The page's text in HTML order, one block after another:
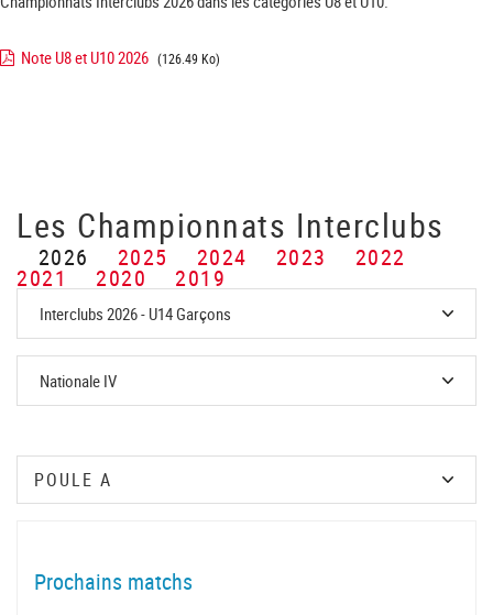
Note U8 et U10 2026 (126.49 Ko)
Les Championnats Interclubs
2026 2025 2024 2023 2022
2021 2020 2019
Prochains matchs